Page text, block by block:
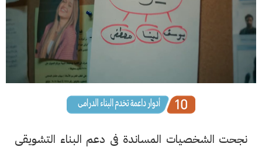
نجحت الشخصيات المساندة فى دعم البناء التشويقى